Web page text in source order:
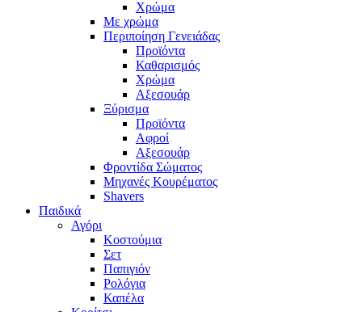
Χρώμα
Με χρώμα
Περιποίηση Γενειάδας
Προϊόντα
Καθαρισμός
Χρώμα
Αξεσουάρ
Ξύρισμα
Προϊόντα
Αφροί
Αξεσουάρ
Φροντίδα Σώματος
Μηχανές Κουρέματος
Shavers
Παιδικά
Αγόρι
Κοστούμια
Σετ
Παπιγιόν
Ρολόγια
Καπέλα